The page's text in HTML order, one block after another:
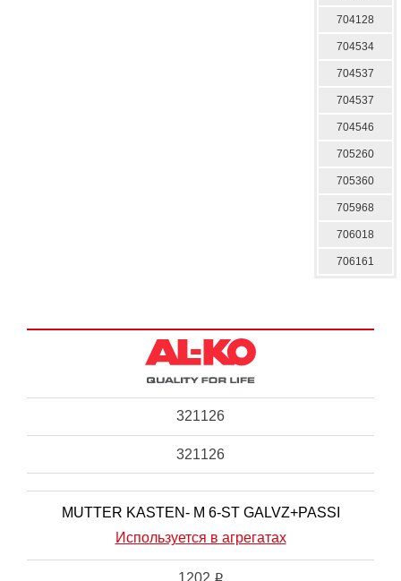
704128
704534
704537
704537
704546
705260
705360
705968
706018
706161
321126
321126
MUTTER KASTEN- M 6-ST GALVZ+PASSI
Используется в агрегатах
i